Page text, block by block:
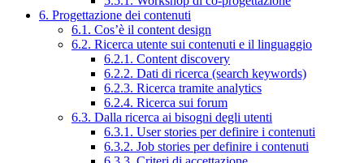
6. Progettazione dei contenuti
6.1. Cos’è il content design
6.2. Ricerca utente sui contenuti e il linguaggio
6.2.1. Content discovery
6.2.2. Dati di ricerca (search keywords)
6.2.3. Ricerca tramite analytics
6.2.4. Ricerca sui forum
6.3. Dalla ricerca ai bisogni degli utenti
6.3.1. User stories per definire i contenuti
6.3.2. Job stories per definire i contenuti